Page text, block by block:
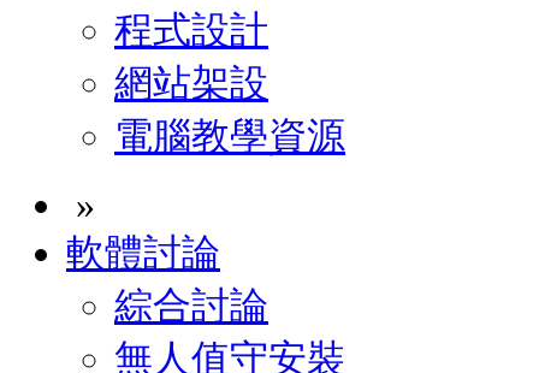
程式設計
網站架設
電腦教學資源
»
軟體討論
綜合討論
無人值守安裝